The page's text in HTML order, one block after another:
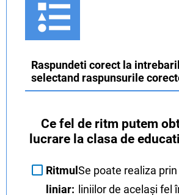
Raspundeti corect la
selectand raspunsurile
Ce fel de ritm putem
lucrare la clasa de
Ritmul
liniar:
Se poate realiza
liniilor de același fel